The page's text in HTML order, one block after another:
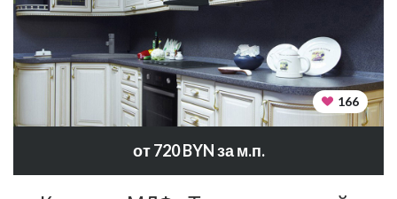
166
от 720 BYN за м.п.